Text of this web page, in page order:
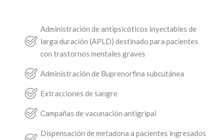
Administración de antipsicóticos inyectables de
larga duración (APLD) destinado para pacientes
con trastornos mentales graves
Administración de Buprenorfina subcutánea
Extracciones de sangre
Campañas de vacunación antigripal
Dispensación de metadona a pacientes ingresados